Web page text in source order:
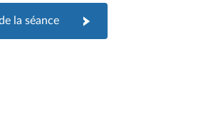
la séance